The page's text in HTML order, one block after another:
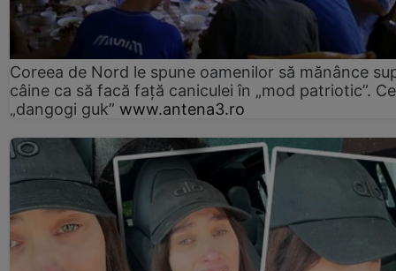
Coreea de Nord le spune oamenilor să mănânce
câine ca să facă față caniculei în „mod patriotic”.
„dangogi guk” www.antena3.ro